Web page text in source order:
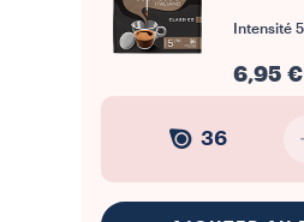
Intensité
6,95 €
36